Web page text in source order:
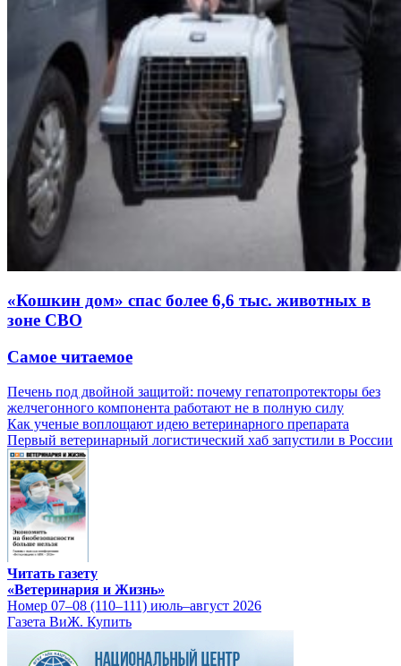
«Кошкин дом» спас более 6,6 тыс. животных в
зоне СВО
Самое читаемое
Печень под двойной защитой: почему гепатопротекторы без
желчегонного компонента работают не в полную силу
Как ученые воплощают идею ветеринарного препарата
Первый ветеринарный логистический хаб запустили в России
Читать газету
«Ветеринария и Жизнь»
Номер 07–08 (110–111) июль–август 2026
Газета ВиЖ. Купить